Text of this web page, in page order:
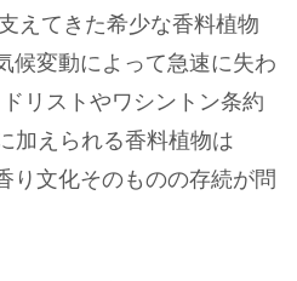
えてきた希少な香料植物
候変動によって急速に失わ
リストやワシントン条約
加えられる香料植物は
り文化そのものの存続が問